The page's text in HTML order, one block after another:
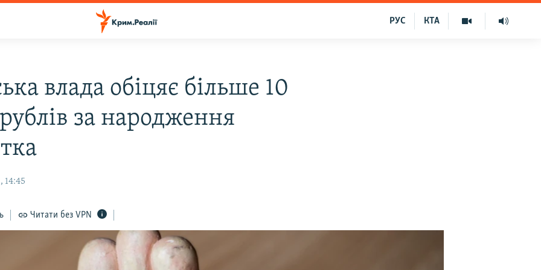
КТА
РУС
влада обіцяє більше 10
за народження
14:45
Читати без VPN